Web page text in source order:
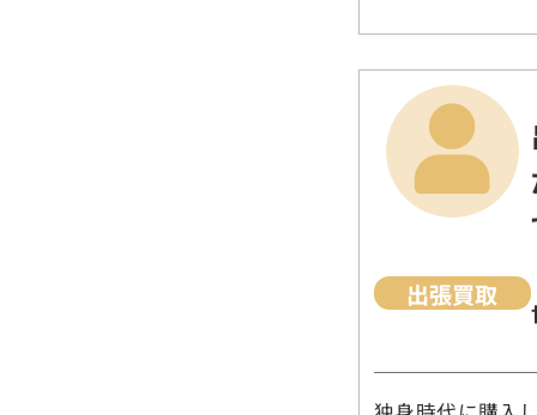
出張買取